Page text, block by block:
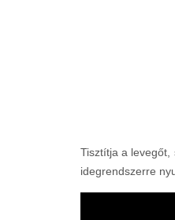
Tisztítja a
idegrendszerre